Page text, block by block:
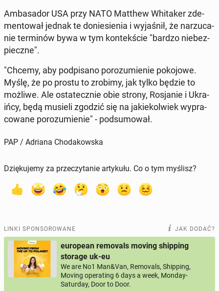
Am­ba­sa­dor USA przy NATO Matthew Whi­ta­ker zde­
men­to­wał jednak te do­nie­sie­nia i wy­ja­śnił, że na­rzu­ca­
nie ter­mi­nów bywa w tym kon­tek­ście "bardzo nie­bez­
piecz­ne".
"Chcemy, aby pod­pi­sa­no po­ro­zu­mie­nie po­ko­jo­we.
Myślę, że po prostu to zrobimy, jak tylko będzie to
możliwe. Ale osta­tecz­nie obie strony, Ro­sja­nie i Ukra­
iń­cy, będą musieli zgodzić się na ja­kie­kol­wiek wy­pra­
co­wa­ne po­ro­zu­mie­nie" - pod­su­mo­wał.
PAP / Adriana Chodakowska
Dziękujemy za przeczytanie artykułu. Co o tym myślisz?
LINKI SPONSOROWANE JAK DODAĆ?
european removals moving shipping
storage uk-eu
We are No1 Man&Van, Removals, Shipping,
Moving operating 6 days a week, Monday-
Saturday, Door to Door.